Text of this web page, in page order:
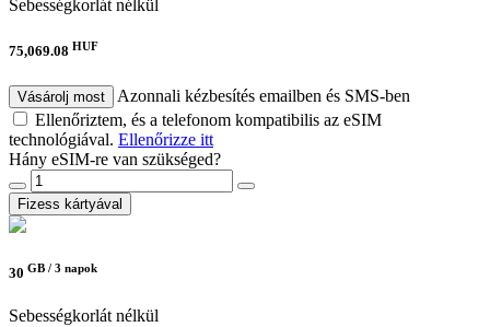
Sebességkorlát nélkül
75,069.08 HUF
Vásárolj most
Azonnali kézbesítés emailben és SMS-ben
Ellenőriztem, és a telefonom kompatibilis az eSIM
technológiával. Ellenőrizze itt
Hány eSIM-re van szükséged?
Fizess kártyával
30 GB / 3 napok
Sebességkorlát nélkül